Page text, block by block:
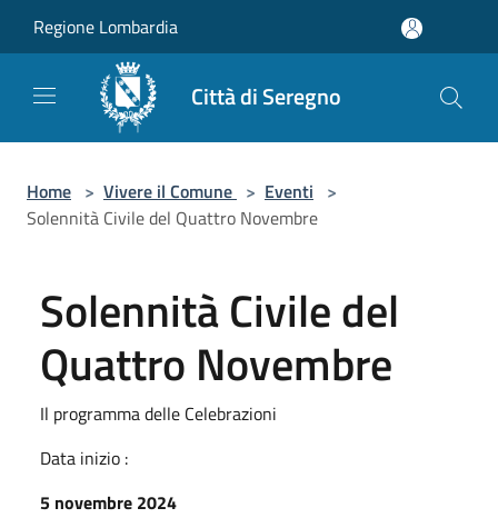
Regione Lombardia
Città di Seregno
Home > Vivere il Comune > Eventi >
Solennità Civile del Quattro Novembre
Solennità Civile del
Quattro Novembre
Il programma delle Celebrazioni
Data inizio :
5 novembre 2024